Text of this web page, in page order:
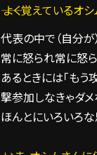
―― よく覚えているオ
代表の中で（自分が
常に怒られ常に怒
あるときには「もう
撃参加しなきゃダメ
ほんとにいろいろ